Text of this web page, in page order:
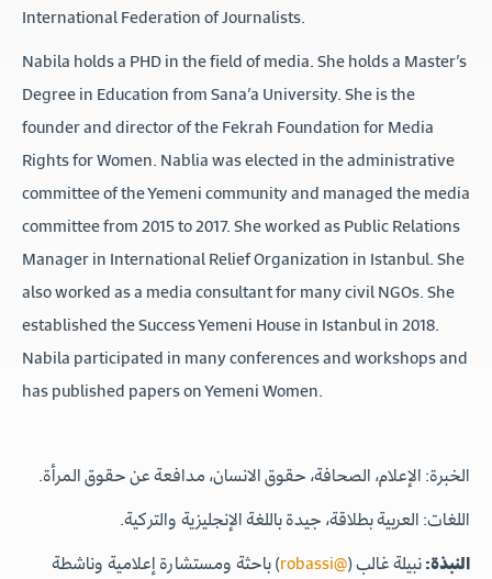
International Federation of Journalists.
Nabila holds a PHD in the field of media. She holds a Master’s
Degree in Education from Sana’a University. She is the
founder and director of the Fekrah Foundation for Media
Rights for Women. Nablia was elected in the administrative
committee of the Yemeni community and managed the media
committee from 2015 to 2017. She worked as Public Relations
Manager in International Relief Organization in Istanbul. She
also worked as a media consultant for many civil NGOs. She
established the Success Yemeni House in Istanbul in 2018.
Nabila participated in many conferences and workshops and
has published papers on Yemeni Women.
الخبرة: الإعلام، الصحافة، حقوق الانسان، مدافعة عن حقوق المرأة.
اللغات: العربية بطلاقة، جيدة باللغة الإنجليزية والتركية.
النبذة:نبيلة غالب (@robassi
) باحثة ومستشارة إعلامية وناشطة